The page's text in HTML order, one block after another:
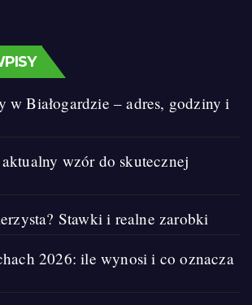
w Białogardzie – adres, godziny i
wzór do skutecznej
Stawki i realne zarobki
2026: ile wynosi i co oznacza